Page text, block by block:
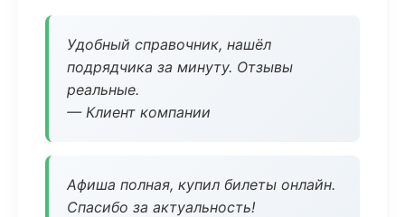
Удобный справочник, нашёл
подрядчика за минуту. Отзывы
реальные.
— Клиент компании
Афиша полная, купил билеты онлайн.
Спасибо за актуальность!